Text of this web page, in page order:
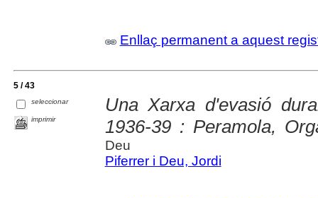
Enllaç permanent a aquest
5 / 43
seleccionar
imprimir
Una Xarxa d'evasió
1936-39 : Peramola,
Deu
Piferrer i Deu, Jordi